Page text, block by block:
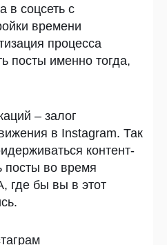
в соцсеть с
времени
процесса
посты именно тогда,
– залог
в Instagram. Так
контент-
посты во время
где бы вы в этот